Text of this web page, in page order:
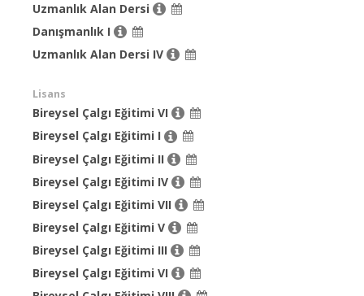
Uzmanlık Alan Dersi
Danışmanlık I
Uzmanlık Alan Dersi IV
Lisans
Bireysel Çalgı Eğitimi VI
Bireysel Çalgı Eğitimi I
Bireysel Çalgı Eğitimi II
Bireysel Çalgı Eğitimi IV
Bireysel Çalgı Eğitimi VII
Bireysel Çalgı Eğitimi V
Bireysel Çalgı Eğitimi III
Bireysel Çalgı Eğitimi VI